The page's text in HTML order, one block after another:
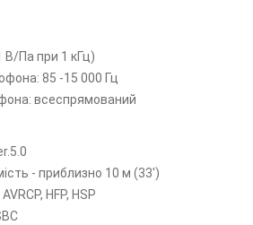
В/Па при 1 кГц)
85 -15 000 Гц
всеспрямований
- приблизно 10 м (33′)
HFP, HSP